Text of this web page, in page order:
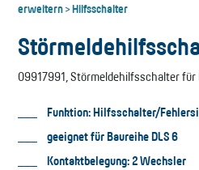
erweitern>Hilfsschalter
09917991, Störmeldehilfsschalter für
Funktion: Hilfsschalter/
geeignet für Baureihe DLS 6
Kontaktbelegung: 2 Wechsler